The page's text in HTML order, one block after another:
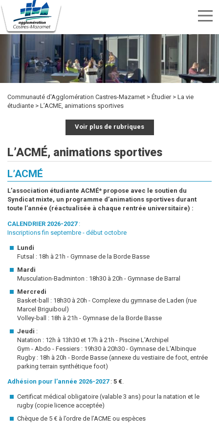
contenu
principal
Menu
nav
LOISIRS
DÉCHETS
ÉTUDIER
DÉVELOPPEMENT
ECONOMIQUE
INTERCOMMUNALITÉ
MARCHÉS
PUBLICS
PUBLICITÉ
DES
ACTES
OFFRES
D'EMPLOI
KIOSQUE
Communauté d'Agglomération Castres-Mazamet Étudier
La vie
étudiante
L’ACME, animations sportives
Voir plus de rubriques
L’ACMÉ, animations sportives
L’ACMÉ
L’association étudiante ACMÉ* propose avec le soutien du
Syndicat mixte, un programme d’animations sportives durant
toute l’année (réactualisée à chaque rentrée universitaire) :
CALENDRIER 2026-2027:
Inscriptions fin septembre - début octobre
Lundi
Futsal : 18h à 21h - Gymnase de la Borde Basse
Mardi
Musculation-Badminton : 18h30 à 20h - Gymnase de Barral
Mercredi
Basket-ball : 18h30 à 20h - Complexe du gymnase de Laden (rue
Marcel Briguiboul)
Volley-ball : 18h à 21h - Gymnase de la Borde Basse
Jeudi :
Natation : 12h à 13h30 et 17h à 21h - Piscine L'Archipel
Gym - Abdo - Fessiers : 19h30 à 20h30 - Gymnase de L'Albinque
Rugby : 18h à 20h - Borde Basse (annexe du vestiaire de foot, entrée
parking terrain synthétique foot)
Adhésion pour l’année 2026-2027: 5 €.
Certificat médical obligatoire (valable 3 ans) pour la natation et le
rugby (copie licence acceptée)
Chèque de 5 € à l’ordre de l’ACME ou espèces